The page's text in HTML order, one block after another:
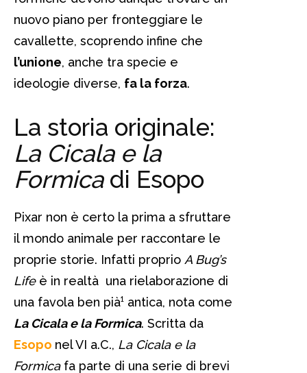
nuovo piano per fronteggiare le
cavallette, scoprendo infine che
l’unione, anche tra specie e
ideologie diverse, fa la forza.
La storia originale:
La Cicala e la
Formicadi Esopo
Pixar non è certo la prima a sfruttare
il mondo animale per raccontare le
proprie storie. Infatti proprio A Bug’s
Lifeè in realtà una rielaborazione di
una favola ben pià¹ antica, nota come
La Cicala e la Formica. Scritta da
Esopo nel VI a.C., La Cicala e la
Formicafa parte di una serie di brevi